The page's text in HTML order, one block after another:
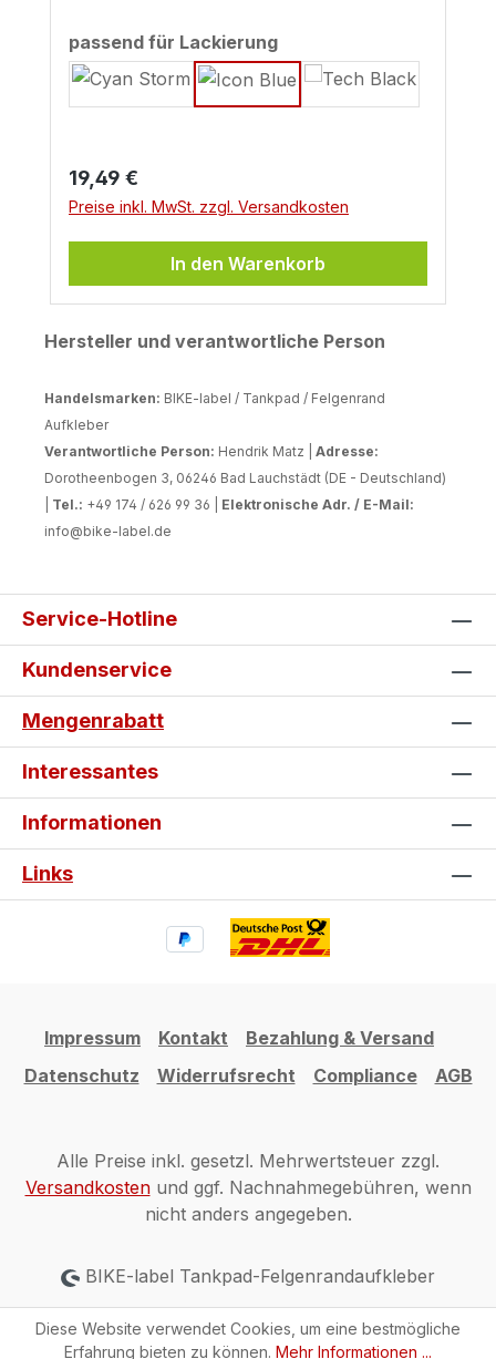
passend für Lackierungauswählen
Regulärer Preis:
19,49 €
Preise inkl. MwSt. zzgl. Versandkosten
In den Warenkorb
Hersteller und verantwortliche Person
Handelsmarken: BIKE-label / Tankpad / Felgenrand
Aufkleber
Verantwortliche Person: Hendrik Matz | Adresse:
Dorotheenbogen 3, 06246 Bad Lauchstädt (DE - Deutschland)
Tel.: +49 174 / 626 99 36 | Elektronische Adr. / E-Mail:
info@bike-label.de
Service-Hotline
Kundenservice
Mengenrabatt
Interessantes
Informationen
Links
Impressum Kontakt
Bezahlung & Versand
Datenschutz
Widerrufsrecht Compliance AGB
Alle Preise inkl. gesetzl. Mehrwertsteuer zzgl.
Versandkostenund ggf. Nachnahmegebühren, wenn
nicht anders angegeben.
BIKE-label Tankpad-Felgenrandaufkleber
Diese Website verwendet Cookies, um eine bestmögliche
Erfahrung bieten zu können. Mehr Informationen ...